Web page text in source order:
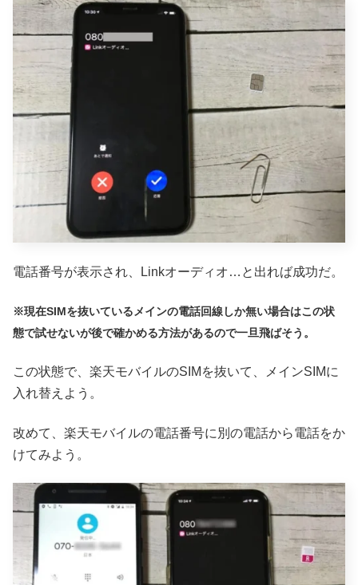
電話番号が表示され、Linkオーディオ…と出れば成功だ。
※現在SIMを抜いているメインの電話回線しか無い場合はこの状
態で試せないが後で確かめる方法があるので一旦飛ばそう。
この状態で、楽天モバイルのSIMを抜いて、メインSIMに
入れ替えよう。
改めて、楽天モバイルの電話番号に別の電話から電話をか
けてみよう。